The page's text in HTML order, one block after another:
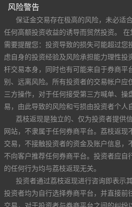
风险警告
保证金交易存在极高的风险，未必适
任何高额投资收益的诱导而贸然投资。 在
需要提醒您：投资导致的损失可能超过您
虑自身的投资经验及风险承担能力理性投
杆交易本身，同时也有可能来自于券商平
别、远离风险。所有投资者的交易帐户应
三方操作，对于任何接受第三方喊单、操
易，由此导致的风险和亏损由投资者个人
荔枝返现是独立的、仅为投资者提供
网站，不隶属于任何券商平台。荔枝返现
交易，不接触投资者的资金及账户信息，
不向客户推荐任何券商平台。投资者应自
的任何行为均与荔枝返现无关。
投资者通过荔枝返现进行咨询即表示
投资者均为自行选择券商平台，并直接前
交易，对于投资者与券商平台之间的纠纷